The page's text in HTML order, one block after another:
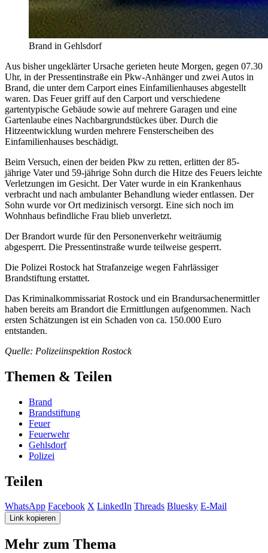
Brand in Gehlsdorf
Aus bisher ungeklärter Ursache gerieten heute Morgen, gegen 07.30
Uhr, in der Pressentinstraße ein Pkw-Anhänger und zwei Autos in
Brand, die unter dem Carport eines Einfamilienhauses abgestellt
waren. Das Feuer griff auf den Carport und verschiedene
gartentypische Gebäude sowie auf mehrere Garagen und eine
Gartenlaube eines Nachbargrundstückes über. Durch die
Hitzeentwicklung wurden mehrere Fensterscheiben des
Einfamilienhauses beschädigt.
Beim Versuch, einen der beiden Pkw zu retten, erlitten der 85-
jährige Vater und 59-jährige Sohn durch die Hitze des Feuers leichte
Verletzungen im Gesicht. Der Vater wurde in ein Krankenhaus
verbracht und nach ambulanter Behandlung wieder entlassen. Der
Sohn wurde vor Ort medizinisch versorgt. Eine sich noch im
Wohnhaus befindliche Frau blieb unverletzt.
Der Brandort wurde für den Personenverkehr weiträumig
abgesperrt. Die Pressentinstraße wurde teilweise gesperrt.
Die Polizei Rostock hat Strafanzeige wegen Fahrlässiger
Brandstiftung erstattet.
Das Kriminalkommissariat Rostock und ein Brandursachenermittler
haben bereits am Brandort die Ermittlungen aufgenommen. Nach
ersten Schätzungen ist ein Schaden von ca. 150.000 Euro
entstanden.
Quelle: Polizeiinspektion Rostock
Themen & Teilen
Brand
Brandstiftung
Feuer
Feuerwehr
Gehlsdorf
Polizei
Teilen
WhatsApp Facebook X LinkedIn Threads Bluesky E-Mail
Link kopieren
Mehr zum Thema